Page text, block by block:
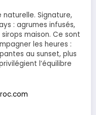
Signature,
: agrumes infusés,
maison. Ce sont
les heures :
au sunset, plus
l’équilibre